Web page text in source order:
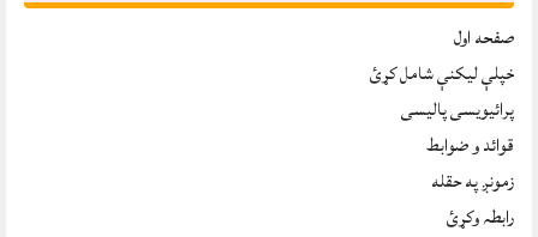
صفحه اول
خپلې ليکنې شامل کړئ
پرائیویسی پالیسی
قوائد و ضوابط
زمونږ په حقله
رابطہ وکړئ